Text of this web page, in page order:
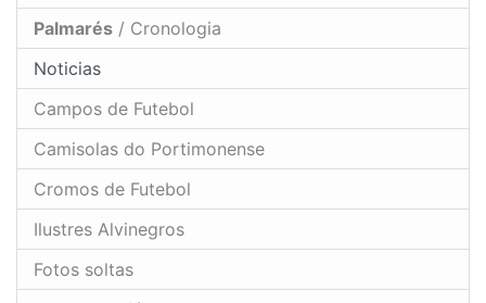
Palmarés / Cronologia
Noticias
Campos de Futebol
Camisolas do Portimonense
Cromos de Futebol
Ilustres Alvinegros
Fotos soltas